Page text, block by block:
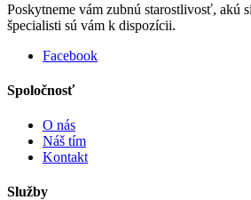
Poskytneme vám zubnú starostlivosť, akú
špecialisti sú vám k dispozícii.
Facebook
Spoločnosť
O nás
Náš tím
Kontakt
Služby